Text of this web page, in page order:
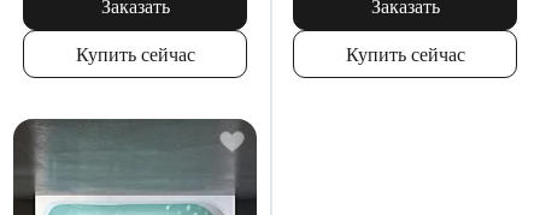
Заказать
Купить сейчас
Заказать
Купить сейчас